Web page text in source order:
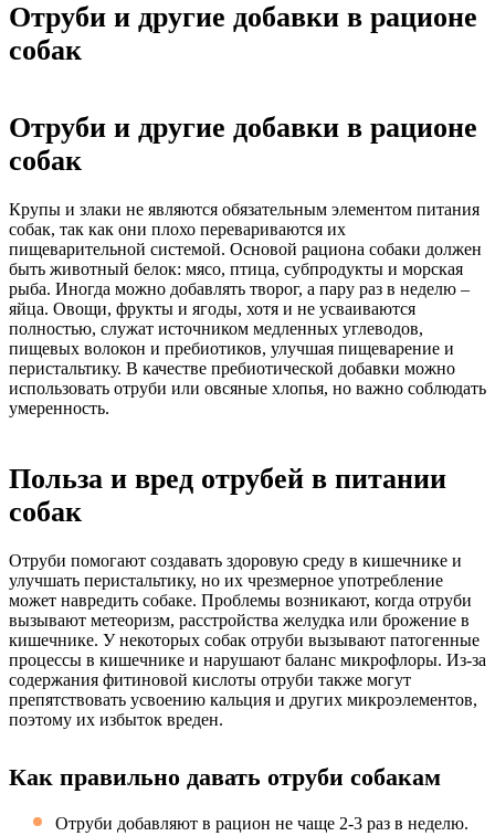
Отруби и другие добавки в рационе
собак
Отруби и другие добавки в рационе
собак
Крупы и злаки не являются обязательным элементом питания
собак, так как они плохо перевариваются их
пищеварительной системой. Основой рациона собаки должен
быть животный белок: мясо, птица, субпродукты и морская
рыба. Иногда можно добавлять творог, а пару раз в неделю –
яйца. Овощи, фрукты и ягоды, хотя и не усваиваются
полностью, служат источником медленных углеводов,
пищевых волокон и пребиотиков, улучшая пищеварение и
перистальтику. В качестве пребиотической добавки можно
использовать отруби или овсяные хлопья, но важно соблюдать
умеренность.
Польза и вред отрубей в питании
собак
Отруби помогают создавать здоровую среду в кишечнике и
улучшать перистальтику, но их чрезмерное употребление
может навредить собаке. Проблемы возникают, когда отруби
вызывают метеоризм, расстройства желудка или брожение в
кишечнике. У некоторых собак отруби вызывают патогенные
процессы в кишечнике и нарушают баланс микрофлоры. Из-за
содержания фитиновой кислоты отруби также могут
препятствовать усвоению кальция и других микроэлементов,
поэтому их избыток вреден.
Как правильно давать отруби собакам
Отруби добавляют в рацион не чаще 2-3 раз в неделю.